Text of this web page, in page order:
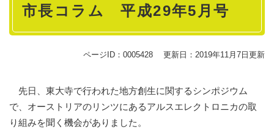
市長コラム 平成29年5月号
ページID：0005428 更新日：2019年11月7日更新
先日、東大寺で行われた地方創生に関するシンポジウム
で、オーストリアのリンツにあるアルスエレクトロニカの取
り組みを聞く機会がありました。